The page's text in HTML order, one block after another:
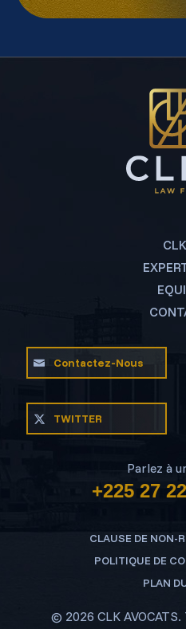
Contactez-Nous
TWITTER
Parlez à
+225 27
CLAUSE DE NON-
POLITIQUE DE
PLAN
© 2026 CLK